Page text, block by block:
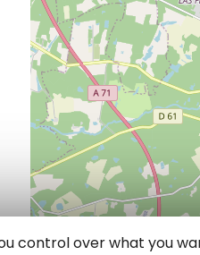
control over what you